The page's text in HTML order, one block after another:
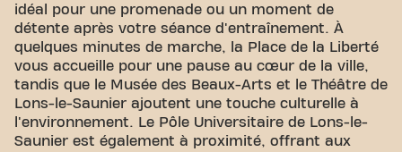
idéal pour une promenade ou un moment de
détente après votre séance d'entraînement. À
quelques minutes de marche, la Place de la Liberté
vous accueille pour une pause au cœur de la ville,
tandis que le Musée des Beaux-Arts et le Théâtre de
Lons-le-Saunier ajoutent une touche culturelle à
l'environnement. Le Pôle Universitaire de Lons-le-
Saunier est également à proximité, offrant aux